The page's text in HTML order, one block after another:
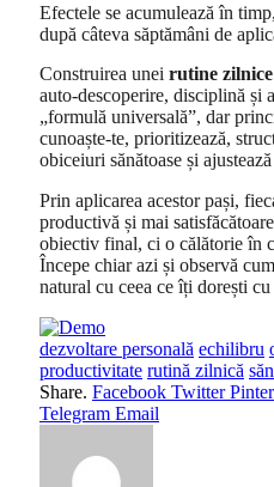
Efectele se acumulează în
după câteva săptămâni de
Construirea unei rutine
auto-descoperire, disciplină și
„formulă universală”, dar
cunoaște-te, prioritizează,
obiceiuri sănătoase și
Prin aplicarea acestor pași,
productivă și mai
obiectiv final, ci o călătorie în
Începe chiar azi și observă
natural cu ceea ce îți dorești cu
dezvoltare personală echilibru
productivitate rutină zilnică
Share. Facebook Twitter
Telegram Email